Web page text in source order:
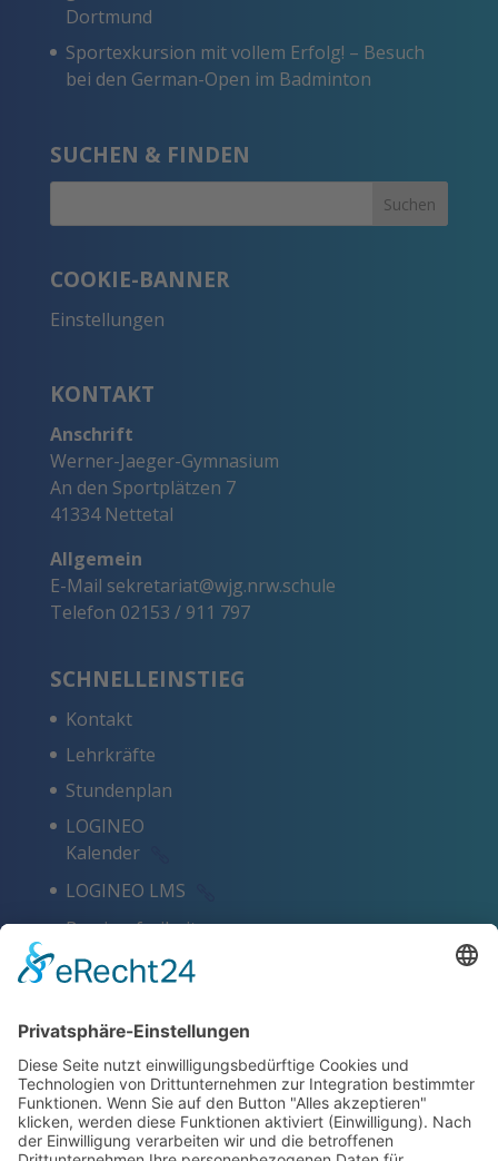
Dortmund
Sportexkursion mit vollem Erfolg! – Besuch
bei den German-Open im Badminton
SUCHEN & FINDEN
COOKIE-BANNER
Einstellungen
KONTAKT
Anschrift
Werner-Jaeger-Gymnasium
An den Sportplätzen 7
41334 Nettetal
Allgemein
E-Mail sekretariat@wjg.nrw.schule
Telefon 02153 / 911 797
SCHNELLEINSTIEG
Kontakt
Lehrkräfte
Stundenplan
LOGINEO
Kalender
LOGINEO LMS
Barrierefreiheit
Schlagworte
Datenschutz
ZERTIFIKATE